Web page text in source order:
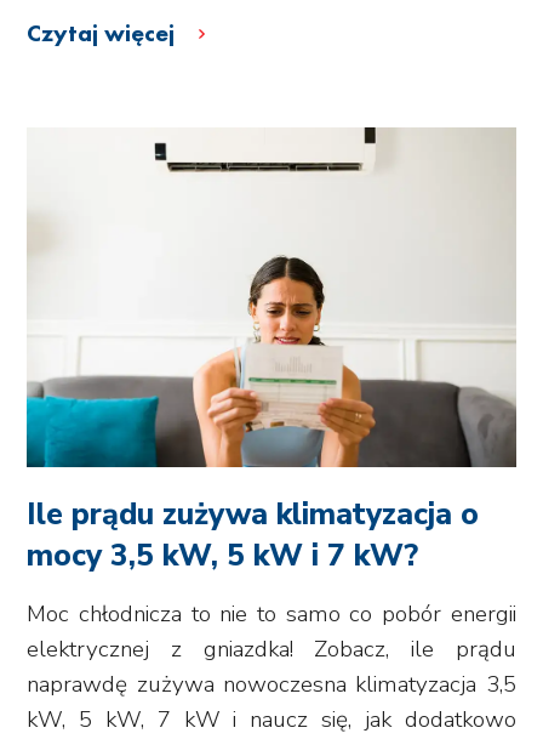
Czytaj więcej
Ile prądu zużywa klimatyzacja o
mocy 3,5 kW, 5 kW i 7 kW?
Moc chłodnicza to nie to samo co pobór energii
elektrycznej z gniazdka! Zobacz, ile prądu
naprawdę zużywa nowoczesna klimatyzacja 3,5
kW, 5 kW, 7 kW i naucz się, jak dodatkowo